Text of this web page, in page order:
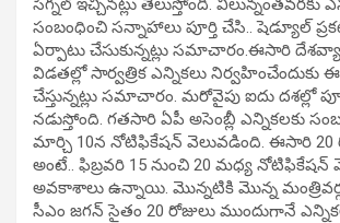
సిగ్నల్ ఇచ్చినట్లు తెలుస్తోంది. వీలున్నంతవరకు
సంబంధించి సన్నాహాలు పూర్తి చేసి.. షెడ్యూల్
ఏర్పాటు చేసుకున్నట్లు సమాచారం.ఈసారి
విడతల్లో సార్వత్రిక ఎన్నికలు నిర్వహించేందుకు
చేస్తున్నట్లు సమాచారం. మరోవైపు ఐదు దశల్లో
నడుస్తోంది. గతసారి ఏపీ అసెంబ్లీ ఎన్నికలకు
మార్చి 10న నోటిఫికేషన్ వెలువడింది. ఈసారి 20
అంటే.. ఫిబ్రవరి 15 నుంచి 20 మధ్య నోటిఫికేషన్
అవకాశాలు ఉన్నాయి. మొన్నటికి మొన్న
సీఎం జగన్ సైతం 20 రోజులు ముందుగానే